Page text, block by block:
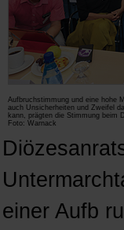
Aufbruchstimmung und eine hohe
auch Unsicherheiten und Zweifel
kann, prägten die Stimmung beim
Foto: Warnack
einer Aufb